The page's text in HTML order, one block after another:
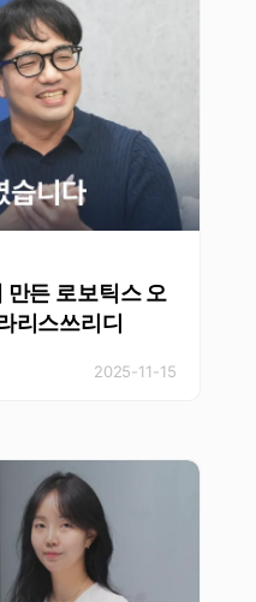
든 로보틱스 오
리스쓰리디
2025-11-15